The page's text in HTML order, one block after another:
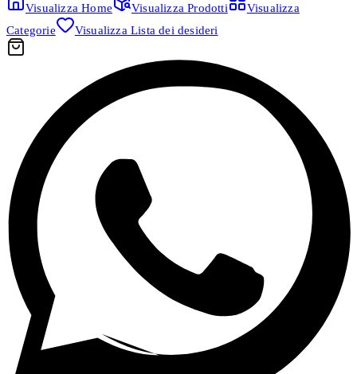
Visualizza Home Visualizza Prodotti
Visualizza
Categorie
Visualizza Lista dei desideri